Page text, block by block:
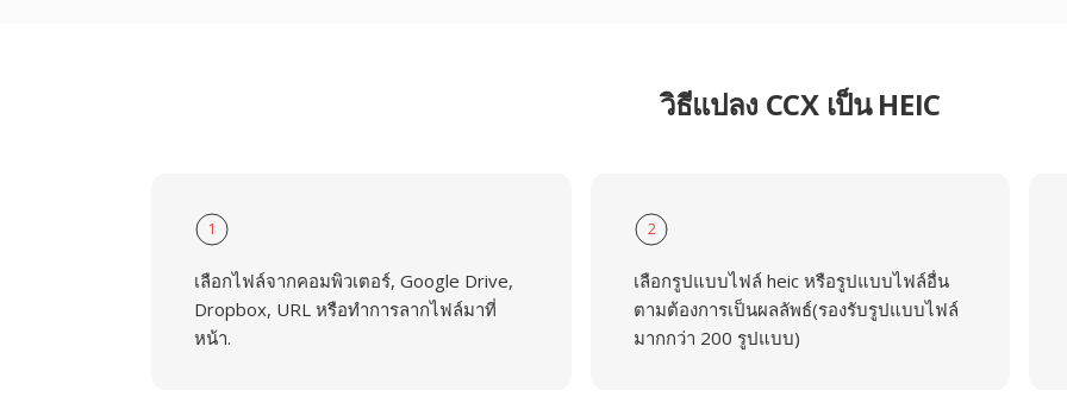
วิธีแปลง CCX เป็น HEIC
1
เลือกไฟล์จากคอมพิวเตอร์, Google Drive,
Dropbox, URL หรือทำการลากไฟล์มาที่
หน้า.
2
เลือกรูปแบบไฟล์ heic หรือรูปแบบไฟล์อื่น
ตามต้องการเป็นผลลัพธ์(รองรับรูปแบบไฟล์
มากกว่า 200 รูปแบบ)